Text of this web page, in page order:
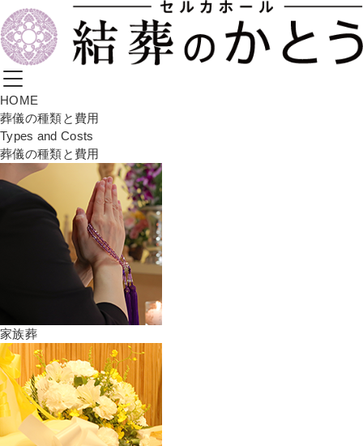
HOME
葬儀の種類と費用
Types and Costs
葬儀の種類と費用
家族葬